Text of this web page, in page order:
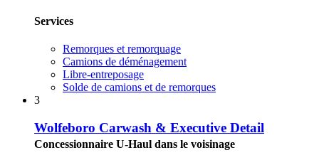
Services
Remorques et remorquage
Camions de déménagement
Libre-entreposage
Solde de camions et de remorques
3
Wolfeboro Carwash & Executive Detail
Concessionnaire U-Haul dans le voisinage